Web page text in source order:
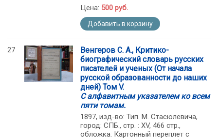
Цена: 500 руб.
Добавить в корзину
27
Венгеров С. А., Критико-
биографический словарь русских
писателей и ученых (От начала
русской образованности до наших
дней) Том V.
С алфавитным указателем ко всем
пяти томам.
1897, изд-во: Тип. М. Стасюлевича,
город: СПБ., стр. : XV, 466 стр.,
обложка: Картонный переплет с